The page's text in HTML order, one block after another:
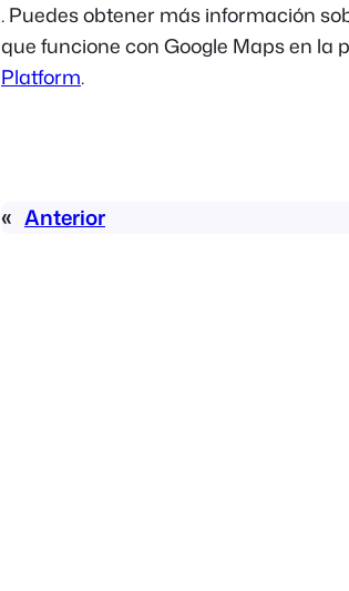
. Puedes obtener más información
que funcione con Google Maps en la
Platform.
« Anterior